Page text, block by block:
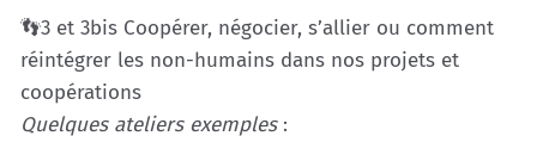
👣3 et 3bis Coopérer, négocier, s’allier ou comment
réintégrer les non-humains dans nos projets et
coopérations
Quelques ateliers exemples :